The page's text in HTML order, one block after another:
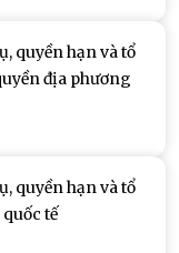
quyền hạn và tổ
địa phương
quyền hạn và tổ
tế